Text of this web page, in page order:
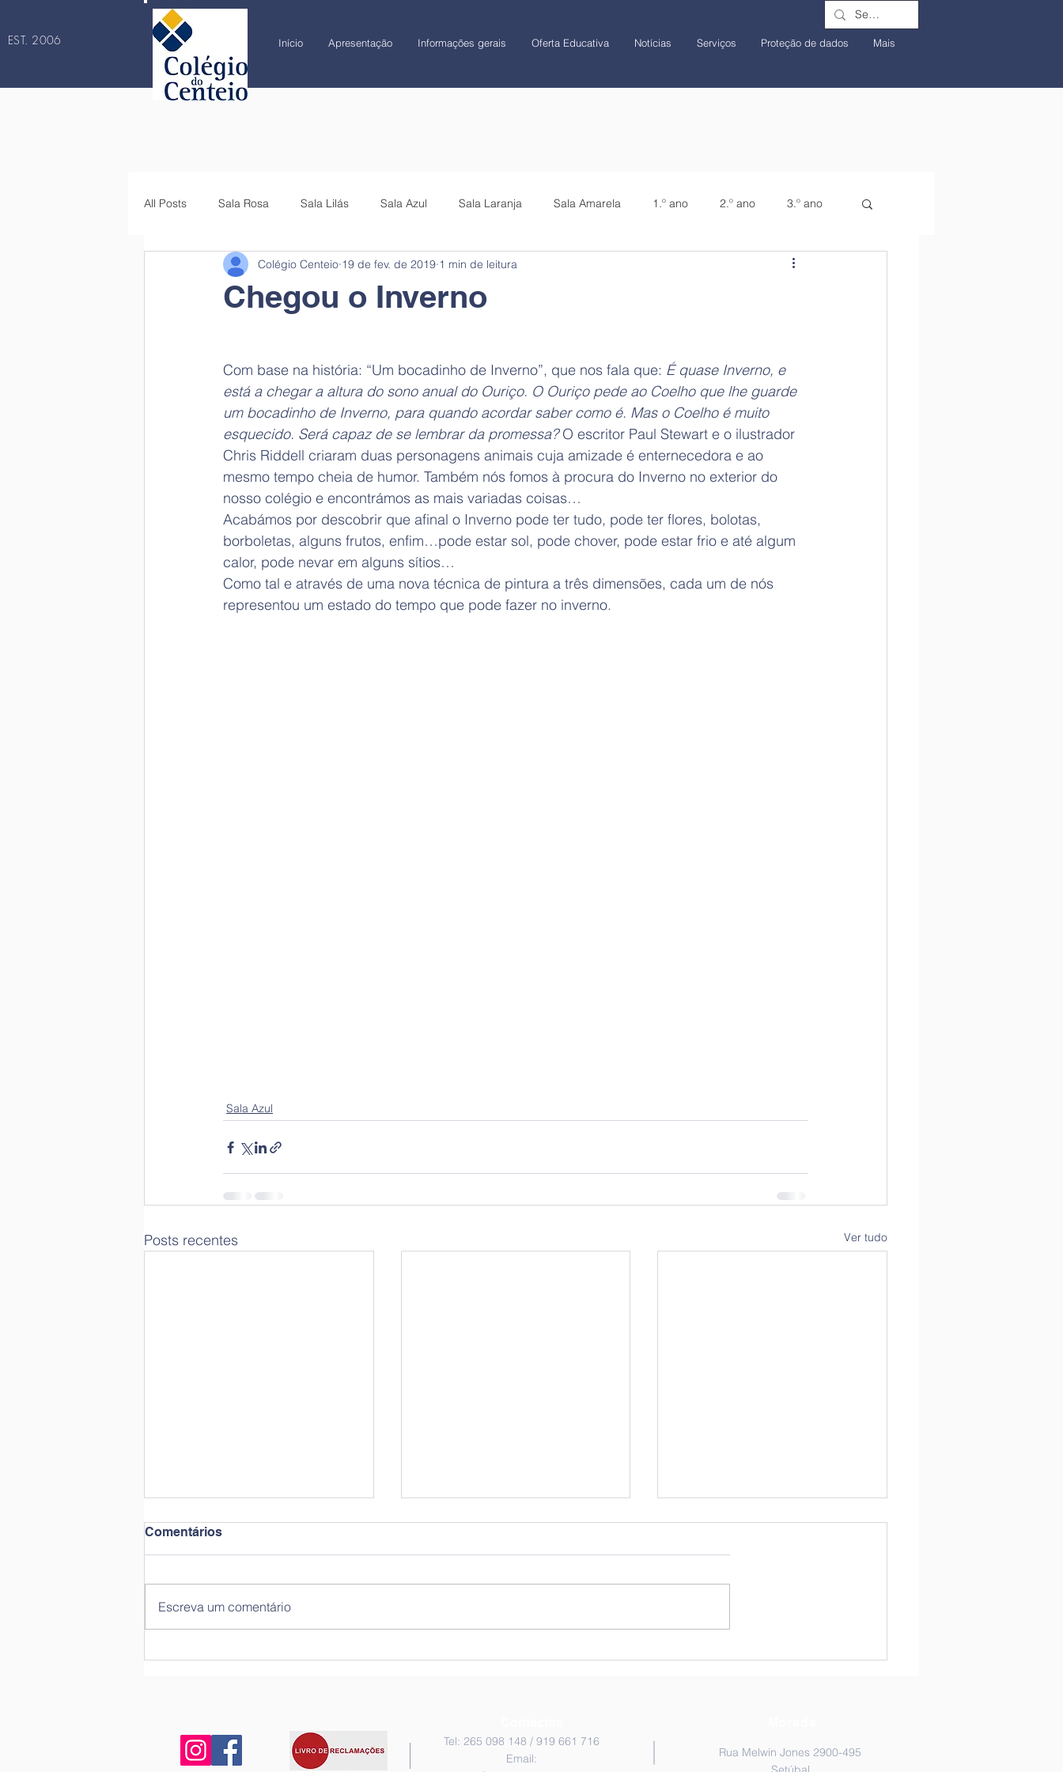
EST. 2006 Início Apresentação Informações gerais Oferta Educativa Notícias Serviços Proteção de dados Mais
All Posts Sala Rosa Sala Lilás Sala Azul Sala Laranja Sala Amarela 1.º ano 2.º ano 3.º ano
5.º ano 6.º ano CATL Colégio
Chegou o Inverno
Colégio Centeio 19 de fev. de 2019 1 min de leitura
Com base na história: “Um bocadinho de Inverno”, que nos fala que: É quase Inverno, e
está a chegar a altura do sono anual do Ouriço. O Ouriço pede ao Coelho que lhe guarde
um bocadinho de Inverno, para quando acordar saber como é. Mas o Coelho é muito
esquecido. Será capaz de se lembrar da promessa? O escritor Paul Stewart e o ilustrador
Chris Riddell criaram duas personagens animais cuja amizade é enternecedora e ao
mesmo tempo cheia de humor. Também nós fomos à procura do Inverno no exterior do
nosso colégio e encontrámos as mais variadas coisas…
Acabámos por descobrir que afinal o Inverno pode ter tudo, pode ter flores, bolotas,
borboletas, alguns frutos, enfim…pode estar sol, pode chover, pode estar frio e até algum
calor, pode nevar em alguns sítios…
Como tal e através de uma nova técnica de pintura a três dimensões, cada um de nós
representou um estado do tempo que pode fazer no inverno.
Sala Azul
Posts recentes Ver tudo
Dia do Animal
Comentários
Escreva um comentário
Tel: 265 098 148 / 919 661 716
Email:
Rua Melwin Jones 2900-495